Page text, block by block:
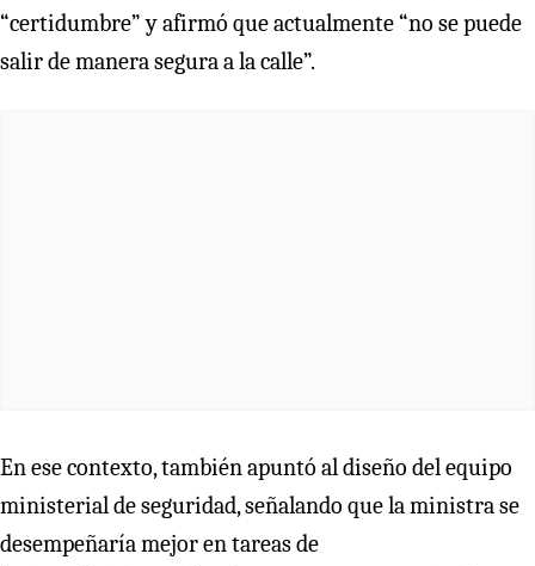
“certidumbre” y afirmó que actualmente “no se puede
salir de manera segura a la calle”.
En ese contexto, también apuntó al diseño del equipo
ministerial de seguridad, señalando que la ministra se
desempeñaría mejor en tareas de